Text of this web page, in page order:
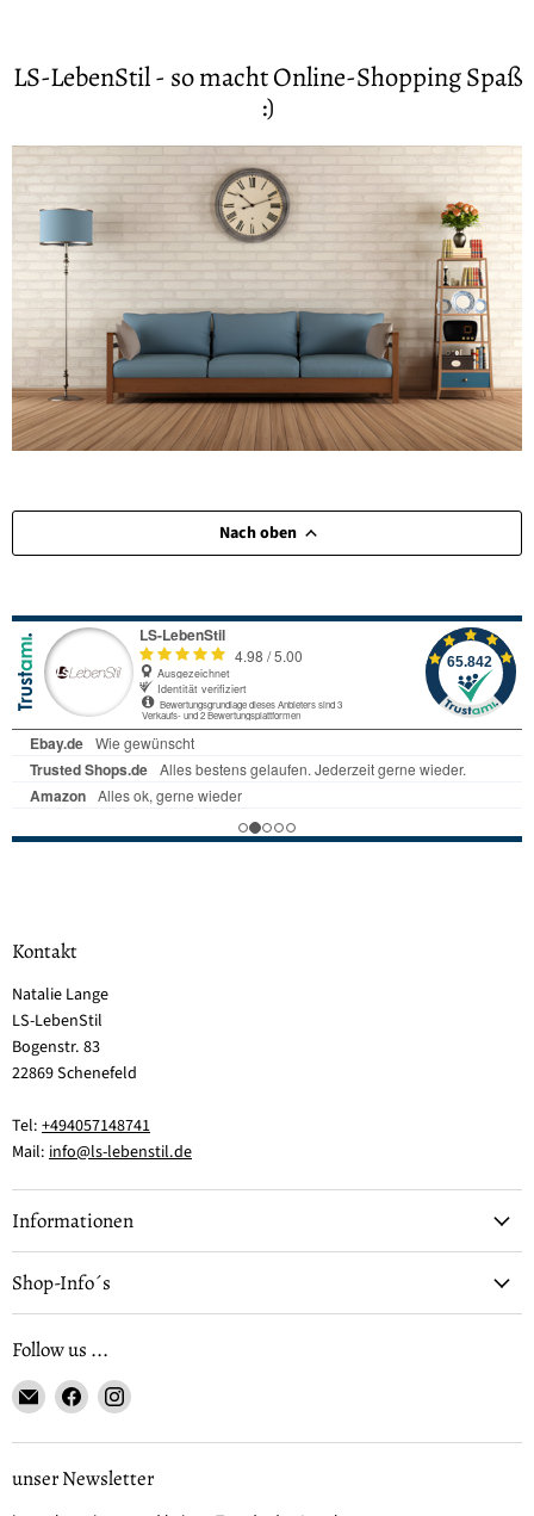
LS-LebenStil - so macht Online-Shopping Spaß
:)
Nach oben
Kontakt
Natalie Lange
LS-LebenStil
Bogenstr. 83
22869 Schenefeld
Tel: +494057148741
Mail: info@ls-lebenstil.de
Informationen
Shop-Info´s
Follow us ...
Email
LS-
LebenStil
Finden
Sie
uns
auf
Finden
uns
auf
unser Newsletter